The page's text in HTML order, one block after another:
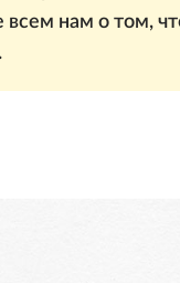
нам о том,